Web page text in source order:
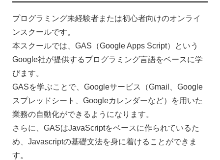
プログラミング未経験者または初心者向けのオンライ
ンスクールです。
本スクールでは、GAS（Google Apps Script）という
Google社が提供するプログラミング言語をベースに学
びます。
GASを学ぶことで、Googleサービス（Gmail、Google
スプレッドシート、Googleカレンダーなど）を用いた
業務の自動化ができるようになります。
さらに、GASはJavaScriptをベースに作られているた
め、Javascriptの基礎文法を身に着けることができま
す。